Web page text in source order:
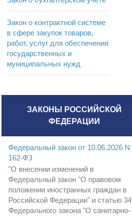
Закон о контрактной системе
в сфере закупок товаров,
работ, услуг для обеспечения
государственных и
муниципальных нужд
ЗАКОНЫ РОССИЙСКОЙ
ФЕДЕРАЦИИ
Федеральный закон от 10.06.2026 N
162-ФЗ
"О внесении изменений в
Федеральный закон "О правовом
положении иностранных граждан в
Российской Федерации" и статью 34
Федерального закона "О санитарно-